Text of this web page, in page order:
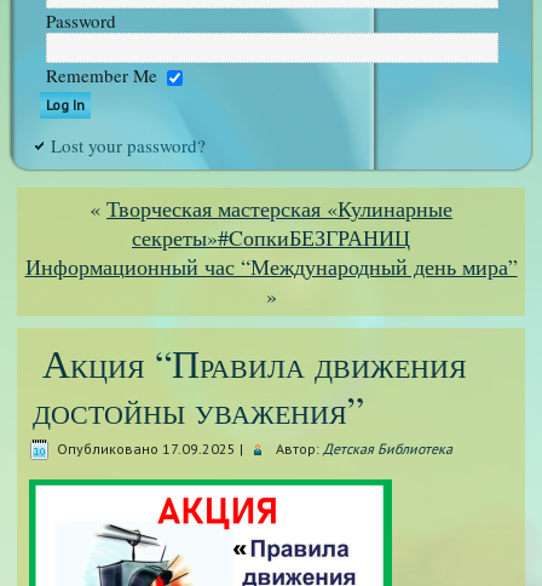
Password
Remember Me
Lost your password?
« Творческая мастерская «Кулинарные
секреты»#CопкиБЕЗГРАНИЦ
Информационный час “Международный день мира”
»
Акция “Правила движения
достойны уважения”
Опубликовано 17.09.2025 | Автор: Детская Библиотека